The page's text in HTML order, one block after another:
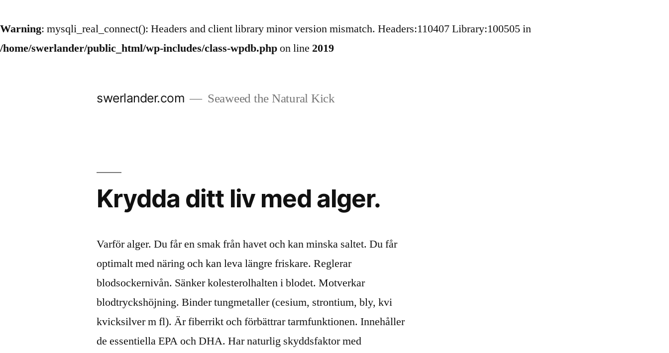
Warning: mysqli_real_connect(): Headers and client library minor version mismatch. Headers:110407 Library:100505 in
/home/swerlander/public_html/wp-includes/class-wpdb.phpon line 2019
swerlander.com Seaweed the Natural Kick
Krydda ditt liv med alger.
Varför alger. Du får en smak från havet och kan minska saltet. Du får
optimalt med näring och kan leva längre friskare. Reglerar
blodsockernivån. Sänker kolesterolhalten i blodet. Motverkar
blodtryckshöjning. Binder tungmetaller (cesium, strontium, bly, kvi
kvicksilver m fl). Är fiberrikt och förbättrar tarmfunktionen. Innehåller
de essentiella EPA och DHA. Har naturlig skyddsfaktor med